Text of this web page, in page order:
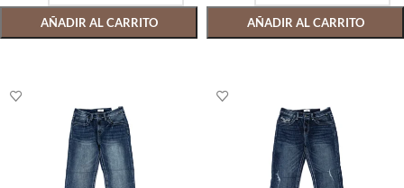
AÑADIR AL CARRITO AÑADIR AL CARRITO